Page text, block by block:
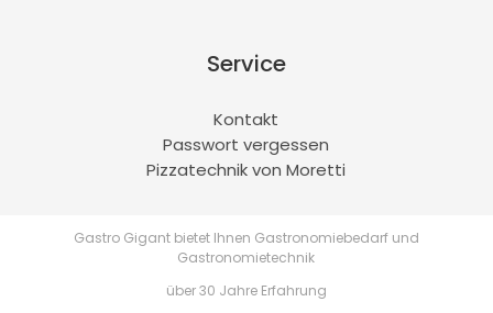
Service
Kontakt
Passwort vergessen
Pizzatechnik von Moretti
Gastro Gigant bietet Ihnen Gastronomiebedarf und
Gastronomietechnik
über 30 Jahre Erfahrung